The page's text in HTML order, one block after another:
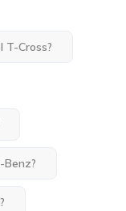
T-Cross?
Benz?